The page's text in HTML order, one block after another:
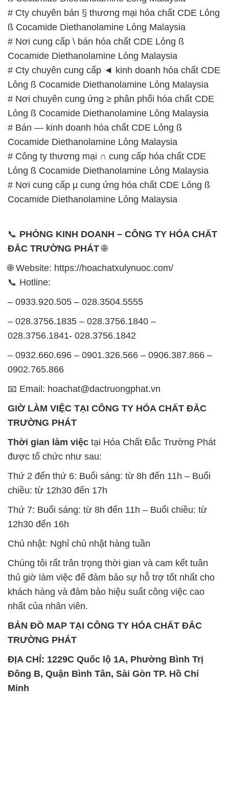
# Cty chuyên bán § thương mại hóa chất CDE Lỏng
ß Cocamide Diethanolamine Lỏng Malaysia
# Nơi cung cấp \ bán hóa chất CDE Lỏng ß
Cocamide Diethanolamine Lỏng Malaysia
# Cty chuyên cung cấp ◄ kinh doanh hóa chất CDE
Lỏng ß Cocamide Diethanolamine Lỏng Malaysia
# Nơi chuyên cung ứng ≥ phân phối hóa chất CDE
Lỏng ß Cocamide Diethanolamine Lỏng Malaysia
# Bán — kinh doanh hóa chất CDE Lỏng ß
Cocamide Diethanolamine Lỏng Malaysia
# Công ty thương mại ∩ cung cấp hóa chất CDE
Lỏng ß Cocamide Diethanolamine Lỏng Malaysia
# Nơi cung cấp µ cung ứng hóa chất CDE Lỏng ß
Cocamide Diethanolamine Lỏng Malaysia
📞 PHÒNG KINH DOANH – CÔNG TY HÓA CHẤT
ĐẮC TRƯỜNG PHÁT🌐
🌐 Website: https://hoachatxulynuoc.com/
📞 Hotline:
– 0933.920.505 – 028.3504.5555
– 028.3756.1835 – 028.3756.1840 –
028.3756.1841- 028.3756.1842
– 0932.660.696 – 0901.326.566 – 0906.387.866 –
0902.765.866
📧 Email: hoachat@dactruongphat.vn
GIỜ LÀM VIỆC TẠI CÔNG TY HÓA CHẤT ĐẮC
TRƯỜNG PHÁT
Thời gian làm việc tại Hóa Chất Đắc Trường Phát
được tổ chức như sau:
Thứ 2 đến thứ 6: Buổi sáng: từ 8h đến 11h – Buổi
chiều: từ 12h30 đến 17h
Thứ 7: Buổi sáng: từ 8h đến 11h – Buổi chiều: từ
12h30 đến 16h
Chủ nhật: Nghỉ chủ nhật hàng tuần
Chúng tôi rất trân trọng thời gian và cam kết tuân
thủ giờ làm việc để đảm bảo sự hỗ trợ tốt nhất cho
khách hàng và đảm bảo hiệu suất công việc cao
nhất của nhân viên.
BẢN ĐỒ MAP TẠI CÔNG TY HÓA CHẤT ĐẮC
TRƯỜNG PHÁT
ĐỊA CHỈ: 1229C Quốc lộ 1A, Phường Bình Trị
Đông B, Quận Bình Tân, Sài Gòn TP. Hồ Chí
Minh